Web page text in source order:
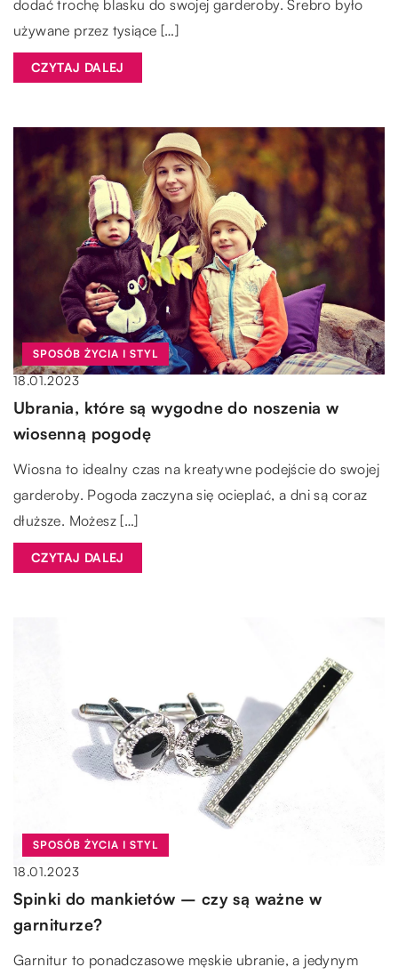
dodać trochę blasku do swojej garderoby. Srebro było
używane przez tysiące […]
CZYTAJ DALEJ
SPOSÓB ŻYCIA I STYL
18.01.2023
Ubrania, które są wygodne do noszenia w
wiosenną pogodę
Wiosna to idealny czas na kreatywne podejście do swojej
garderoby. Pogoda zaczyna się ocieplać, a dni są coraz
dłuższe. Możesz […]
CZYTAJ DALEJ
SPOSÓB ŻYCIA I STYL
18.01.2023
Spinki do mankietów – czy są ważne w
garniturze?
Garnitur to ponadczasowe męskie ubranie, a jedynym